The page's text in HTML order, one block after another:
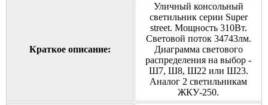
Краткое описание:
Уличный консольный
светильник серии Super
street. Мощность 310Вт.
Световой поток 34743лм.
Диаграмма светового
распределения на выбор -
Ш7, Ш8, Ш22 или Ш23.
Аналог 2 светильникам
ЖКУ-250.